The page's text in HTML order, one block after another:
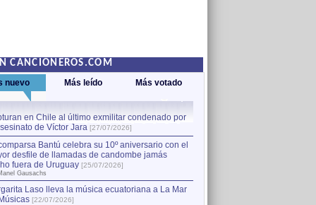
CANCIONEROS.COM
nuevo Más leído Más votado
en Chile al último exmilitar condenado por
de Víctor Jara [27/07/2026]
Bantú celebra su 10º aniversario con el
desfile de llamadas de candombe jamás
fuera de Uruguay [25/07/2026]
Gausachs
Laso lleva la música ecuatoriana a La Mar
[22/07/2026]